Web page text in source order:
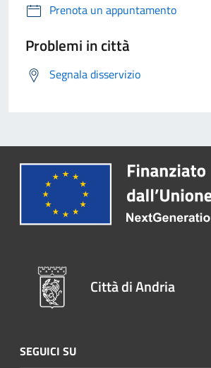
Prenota un appuntamento
Problemi in città
Segnala disservizio
Città di Andria
SEGUICI SU